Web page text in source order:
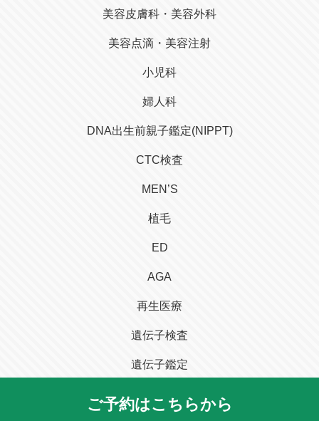
美容皮膚科・美容外科
美容点滴・美容注射
小児科
婦人科
DNA出生前親子鑑定(NIPPT)
CTC検査
MEN’S
植毛
ED
AGA
再生医療
遺伝子検査
遺伝子鑑定
ヒロクリニック 心療内科All Rights Reserved.
ご予約はこちらから